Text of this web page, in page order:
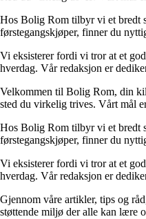
Hos Bolig Rom tilbyr vi et bredt
førstegangskjøper, finner du
Vi eksisterer fordi vi tror at et
hverdag. Vår redaksjon er
Velkommen til Bolig Rom, din
sted du virkelig trives. Vårt mål
Hos Bolig Rom tilbyr vi et bredt
førstegangskjøper, finner du
Vi eksisterer fordi vi tror at et
hverdag. Vår redaksjon er
Gjennom våre artikler, tips og
støttende miljø der alle kan lære